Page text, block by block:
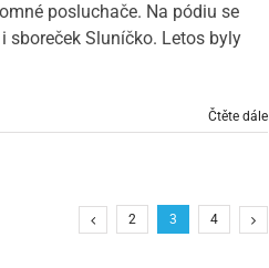
posluchače. Na pódiu se
sboreček Sluníčko. Letos byly
Čtěte dále
2 3 4